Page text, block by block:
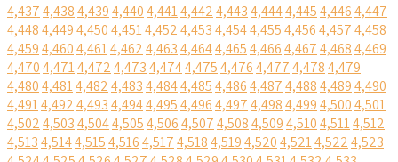
4,4374,4384,4394,4404,4414,4424,4434,4444,4454,4464,447
4,4484,4494,4504,4514,4524,4534,4544,4554,4564,4574,458
4,4594,4604,4614,4624,4634,4644,4654,4664,4674,4684,469
4,4704,4714,4724,4734,4744,4754,4764,4774,4784,479
4,4804,4814,4824,4834,4844,4854,4864,4874,4884,4894,490
4,4914,4924,4934,4944,4954,4964,4974,4984,4994,5004,501
4,5024,5034,5044,5054,5064,5074,5084,5094,5104,5114,512
4,5134,5144,5154,5164,5174,5184,5194,5204,5214,5224,523